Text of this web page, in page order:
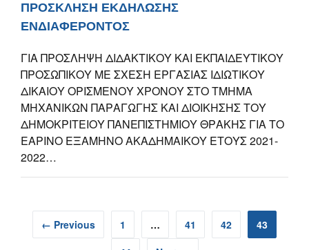
ΠΡΟΣΚΛΗΣΗ ΕΚΔΗΛΩΣΗΣ
ΕΝΔΙΑΦΕΡΟΝΤΟΣ
ΓΙΑ ΠΡΟΣΛΗΨΗ ΔΙΔΑΚΤΙΚΟΥ ΚΑΙ ΕΚΠΑΙΔΕΥΤΙΚΟΥ
ΠΡΟΣΩΠΙΚΟΥ ΜΕ ΣΧΕΣΗ ΕΡΓΑΣΙΑΣ ΙΔΙΩΤΙΚΟΥ
ΔΙΚΑΙΟΥ ΟΡΙΣΜΕΝΟΥ ΧΡΟΝΟΥ ΣΤΟ ΤΜΗΜΑ
ΜΗΧΑΝΙΚΩΝ ΠΑΡΑΓΩΓΗΣ ΚΑΙ ΔΙΟΙΚΗΣΗΣ ΤΟΥ
ΔΗΜΟΚΡΙΤΕΙΟΥ ΠΑΝΕΠΙΣΤΗΜΙΟΥ ΘΡΑΚΗΣ ΓΙΑ ΤΟ
ΕΑΡΙΝΟ ΕΞΑΜΗΝΟ ΑΚΑΔΗΜΑΙΚΟΥ ΕΤΟΥΣ 2021-
2022…
← Previous 1 … 41 42
43